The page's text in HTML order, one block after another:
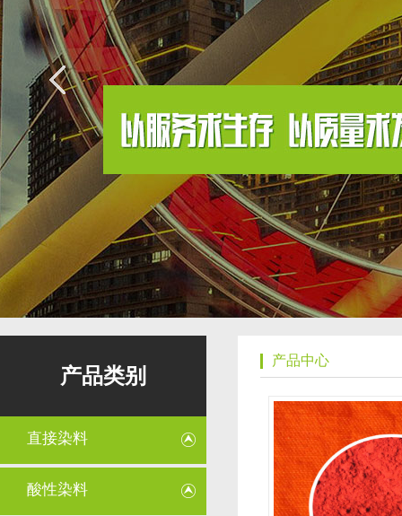
产品类别
直接染料
酸性染料
产品中心